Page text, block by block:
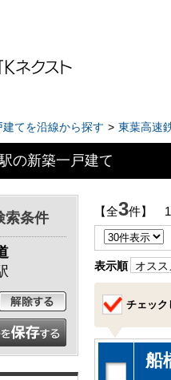
建てを沿線から探す 東葉高速
の新築一戸建て
【全3件】 1
表示順 オス
チェック
船
索条件
現地販売会情報
千葉本店
松戸支店
成田支店
木更津支店
東京支店
神奈川支店